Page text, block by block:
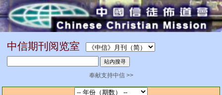
中信期刊阅览室
奉献支持中信 >>